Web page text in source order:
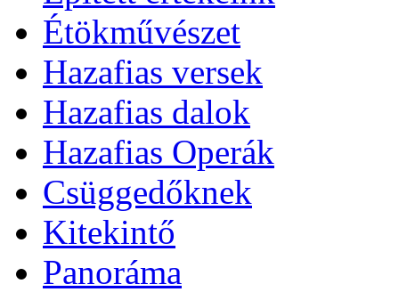
Étökművészet
Hazafias versek
Hazafias dalok
Hazafias Operák
Csüggedőknek
Kitekintő
Panoráma